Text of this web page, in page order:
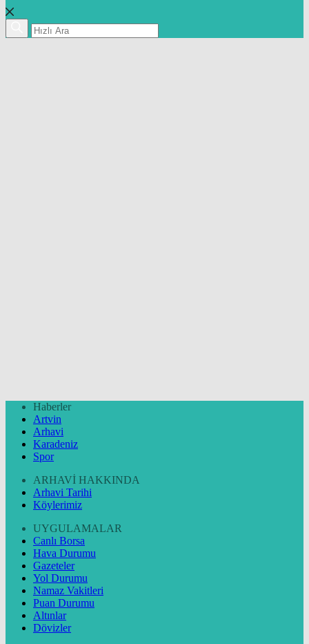
Haberler
Artvin
Arhavi
Karadeniz
Spor
ARHAVİ HAKKINDA
Arhavi Tarihi
Köylerimiz
UYGULAMALAR
Canlı Borsa
Hava Durumu
Gazeteler
Yol Durumu
Namaz Vakitleri
Puan Durumu
Altınlar
Dövizler